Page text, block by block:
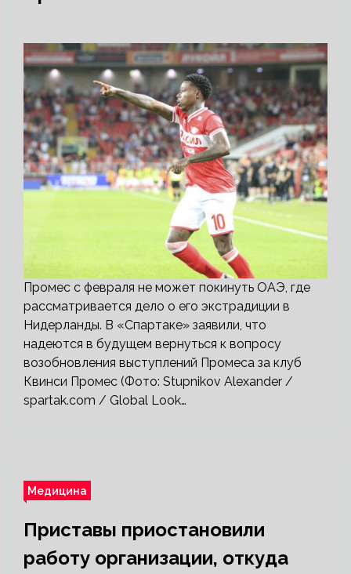
Промес с февраля не может покинуть ОАЭ, где
рассматривается дело о его экстрадиции в
Нидерланды. В «Спартаке» заявили, что
надеются в будущем вернуться к вопросу
возобновления выступлений Промеса за клуб
Квинси Промес (Фото: Stupnikov Alexander /
spartak.com / Global Look…
Медицина
Приставы приостановили
работу организации, откуда